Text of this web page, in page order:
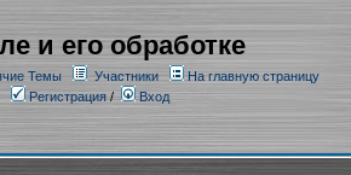
и его обработке
Темы Участники
На главную страницу
Регистрация/ Вход